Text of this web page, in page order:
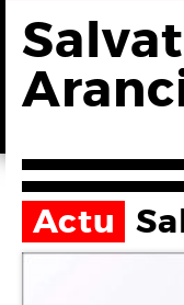
Actu